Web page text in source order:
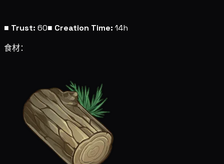
■ Trust: 60■ Creation Time: 14h
食材：